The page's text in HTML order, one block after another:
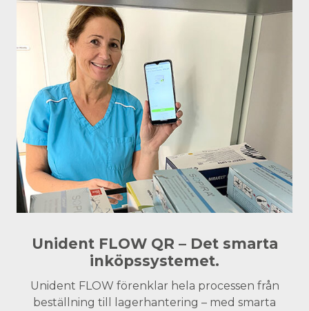
Unident FLOW QR – Det smarta
inköpssystemet.
Unident FLOW förenklar hela processen från
beställning till lagerhantering – med smarta